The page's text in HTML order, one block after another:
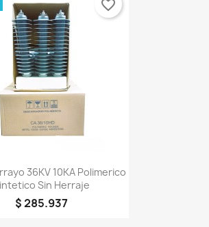
Vista rápida
36KV 10KA Polimerico
Sin Herraje
$ 285.937
favorite_border